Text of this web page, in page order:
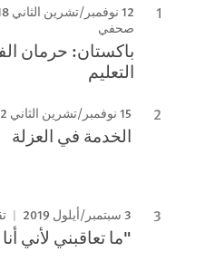
12 نوفمبر/تشرين الثاني 2018
صحفي
باكستان: حرمان
التعليم
15 نوفمبر/تشرين الثاني 2012
الخدمة في العزلة
3 سبتمبر/أيلول 2019
"ما تعاقبني لأني